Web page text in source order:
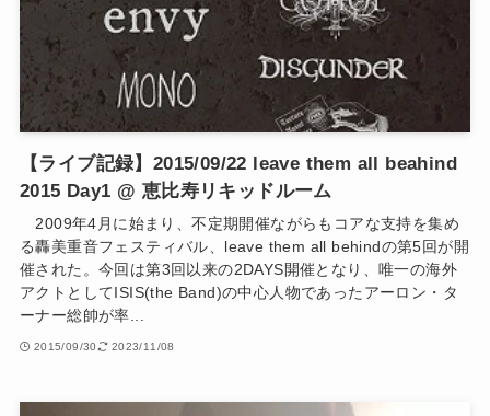
【ライブ記録】2015/09/22 leave them all beahind
2015 Day1 @ 恵比寿リキッドルーム
2009年4月に始まり、不定期開催ながらもコアな支持を集め
る轟美重音フェスティバル、leave them all behindの第5回が開
催された。今回は第3回以来の2DAYS開催となり、唯一の海外
アクトとしてISIS(the Band)の中心人物であったアーロン・タ
ーナー総帥が率...
2015/09/30 2023/11/08